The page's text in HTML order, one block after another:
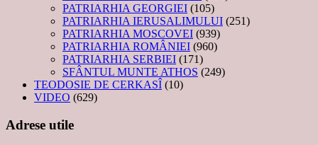
PATRIARHIA GEORGIEI (105)
PATRIARHIA IERUSALIMULUI (251)
PATRIARHIA MOSCOVEI (939)
PATRIARHIA ROMÂNIEI (960)
PATRIARHIA SERBIEI (171)
SFÂNTUL MUNTE ATHOS (249)
TEODOSIE DE CERKASÎ (10)
VIDEO (629)
Adrese utile